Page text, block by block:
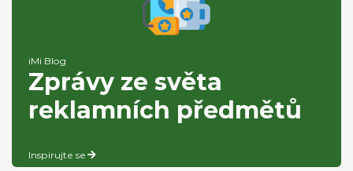
iMi Blog
Zprávy ze světa
reklamních předmětů
Inspirujte se